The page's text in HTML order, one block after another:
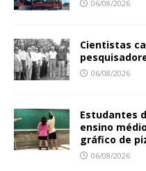
06/08/2026
Cientistas
06/08/2026
Estudantes
ensino
gráfico de
06/08/2026